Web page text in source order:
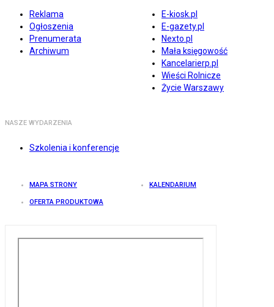
Reklama
Ogłoszenia
Prenumerata
Archiwum
E-kiosk.pl
E-gazety.pl
Nexto.pl
Mała księgowość
Kancelarierp.pl
Wieści Rolnicze
Życie Warszawy
NASZE WYDARZENIA
Szkolenia i konferencje
MAPA STRONY KALENDARIUM
OFERTA PRODUKTOWA